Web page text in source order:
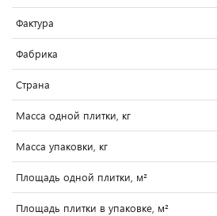
Фактура
Фабрика
Страна
Масса одной плитки, кг
Масса упаковки, кг
Площадь одной плитки, м²
Площадь плитки в упаковке, м²